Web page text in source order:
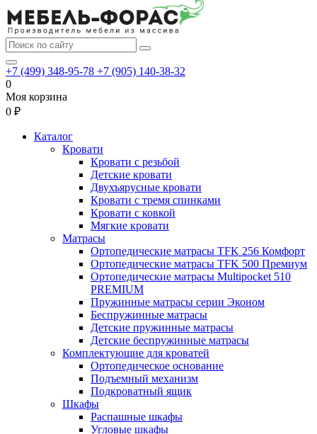
+7 (499) 348-95-78 +7 (905) 140-38-32
0
Моя корзина
0 ₽
Каталог
Кровати
Кровати с резьбой
Детские кровати
Двухъярусные кровати
Кровати с тремя спинками
Кровати с ковкой
Мягкие кровати
Матрасы
Ортопедические матрасы TFK 256 Комфорт
Ортопедические матрасы TFK 500 Премиум
Ортопедические матрасы Multipocket 510
PREMIUM
Пружинные матрасы серии Эконом
Беспружинные матрасы
Детские пружинные матрасы
Детские беспружинные матрасы
Комплектующие для кроватей
Ортопедическое основание
Подъемный механизм
Подкроватный ящик
Шкафы
Распашные шкафы
Угловые шкафы